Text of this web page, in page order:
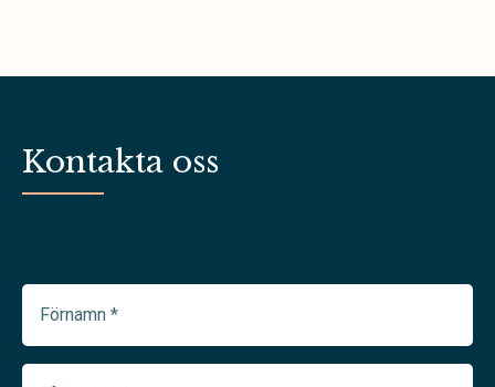
Kontakta oss
Förnamn
(Required)
Efternamn